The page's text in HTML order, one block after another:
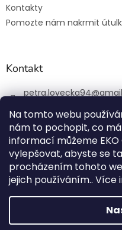
Na tomto webu
nám to pochopit, co
informací můžeme
vylepšovat, abyste se
procházením tohoto
jejich používáním..
Kontakty
Pomozte nám nakrmit
Kontakt
petra.lovecka94@
+420 774 131 648
ekochlupac.cz
EKO